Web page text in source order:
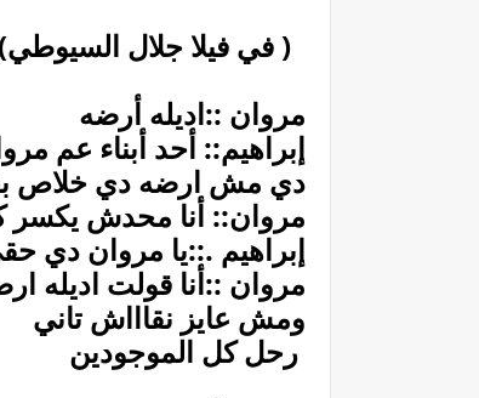
( في فيلا جلال السيوطي)
مروان ::اديله أرضه
إبراهيم:: أحد أبناء عم
دي مش ارضه دي خلاص
مروان:: أنا محدش يكسر
إبراهيم .::يا مروان دي
مروان ::أنا قولت اديله
ومش عايز نقاااش تاني
رحل كل الموجودين